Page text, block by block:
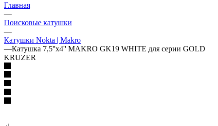
Главная
—
Поисковые катушки
—
Катушки Nokta | Makro
—Катушка 7,5''x4'' MAKRO GK19 WHITE для серии GOLD
KRUZER